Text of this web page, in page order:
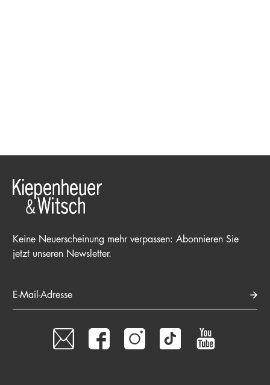
Keine Neuerscheinung mehr verpassen: Abonnieren Sie
jetzt unseren Newsletter.
E-Mail-Adresse